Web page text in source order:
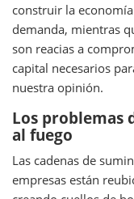
construir la
demanda, mientras
son reacias a
capital necesarios
nuestra opinión.
Los problemas
al fuego
Las cadenas de
empresas están